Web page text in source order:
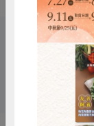
雞蛋